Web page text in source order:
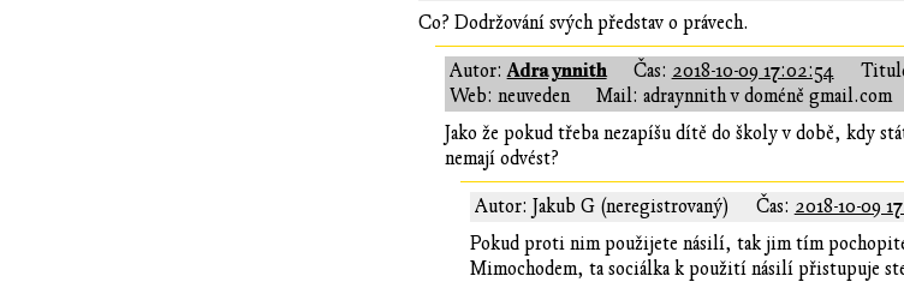
Co? Dodržování svých představ o právech.
Autor:Adraynnith Čas: 2018-10-09 17:02:54
Web: neuveden
Mail: adraynnith v doméně gmail.com
Jako že pokud třeba nezapíšu dítě do školy v době, kdy
nemají odvést?
Autor: Jakub G (neregistrovaný) Čas: 2018-10-09
Pokud proti nim použijete násilí, tak jim tím
Mimochodem, ta sociálka k použití násilí přistupuje